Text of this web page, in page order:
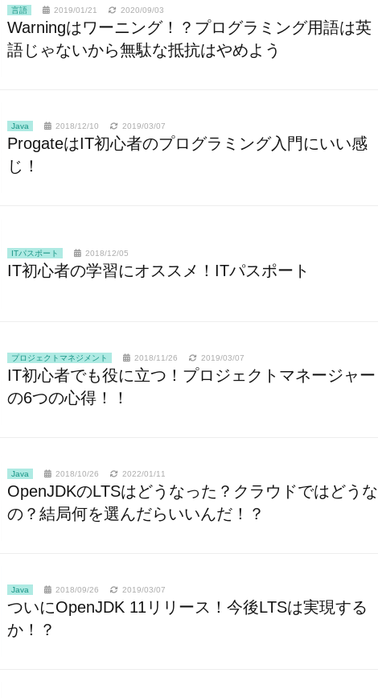
言語 2019/01/21 2020/09/03
Warningはワーニング！？プログラミング用語は英
語じゃないから無駄な抵抗はやめよう
Java 2018/12/10 2019/03/07
ProgateはIT初心者のプログラミング入門にいい感
じ！
ITパスポート 2018/12/05
IT初心者の学習にオススメ！ITパスポート
プロジェクトマネジメント 2018/11/26 2019/03/07
IT初心者でも役に立つ！プロジェクトマネージャー
の6つの心得！！
Java 2018/10/26 2022/01/11
OpenJDKのLTSはどうなった？クラウドではどうな
の？結局何を選んだらいいんだ！？
Java 2018/09/26 2019/03/07
ついにOpenJDK 11リリース！今後LTSは実現する
か！？